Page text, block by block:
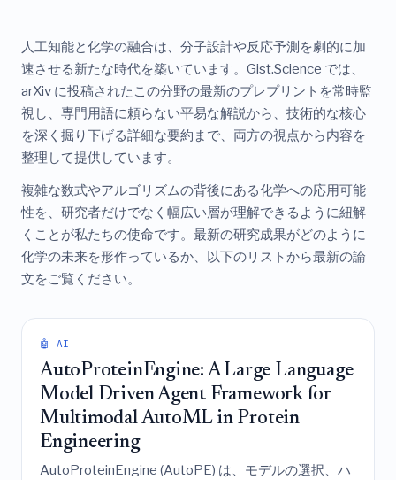
人工知能と化学の融合は、分子設計や反応予測を劇的に加
速させる新たな時代を築いています。Gist.Science では、
arXiv に投稿されたこの分野の最新のプレプリントを常時監
視し、専門用語に頼らない平易な解説から、技術的な核心
を深く掘り下げる詳細な要約まで、両方の視点から内容を
整理して提供しています。
複雑な数式やアルゴリズムの背後にある化学への応用可能
性を、研究者だけでなく幅広い層が理解できるように紐解
くことが私たちの使命です。最新の研究成果がどのように
化学の未来を形作っているか、以下のリストから最新の論
文をご覧ください。
🤖 AI
AutoProteinEngine: A Large Language
Model Driven Agent Framework for
Multimodal AutoML in Protein
Engineering
AutoProteinEngine (AutoPE) は、モデルの選択、ハ